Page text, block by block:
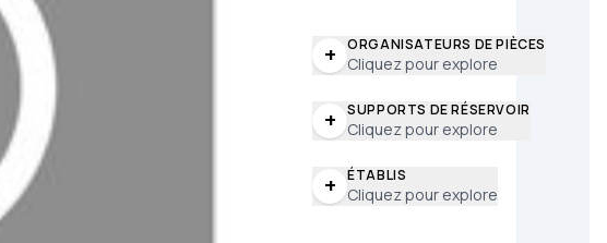
+ ORGANISATEURS DE PIÈCES
Cliquez pour explore
+ SUPPORTS DE RÉSERVOIR
Cliquez pour explore
+ ÉTABLIS
Cliquez pour explore